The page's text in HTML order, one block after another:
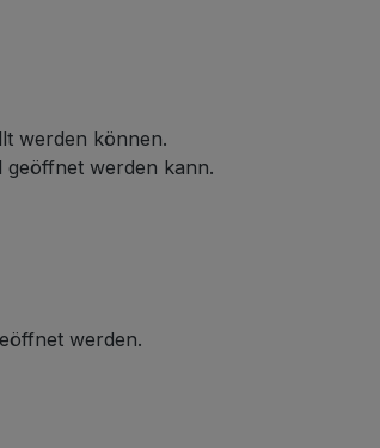
werden können.
geöffnet werden kann.
werden.